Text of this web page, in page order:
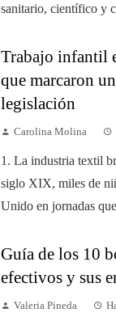
sanitario, científico y
Trabajo infantil
que marcaron
legislación
Carolina Molina
1. La industria textil
siglo XIX, miles de
Unido en jornadas
Guía de los 10
efectivos y sus
Valeria Pineda